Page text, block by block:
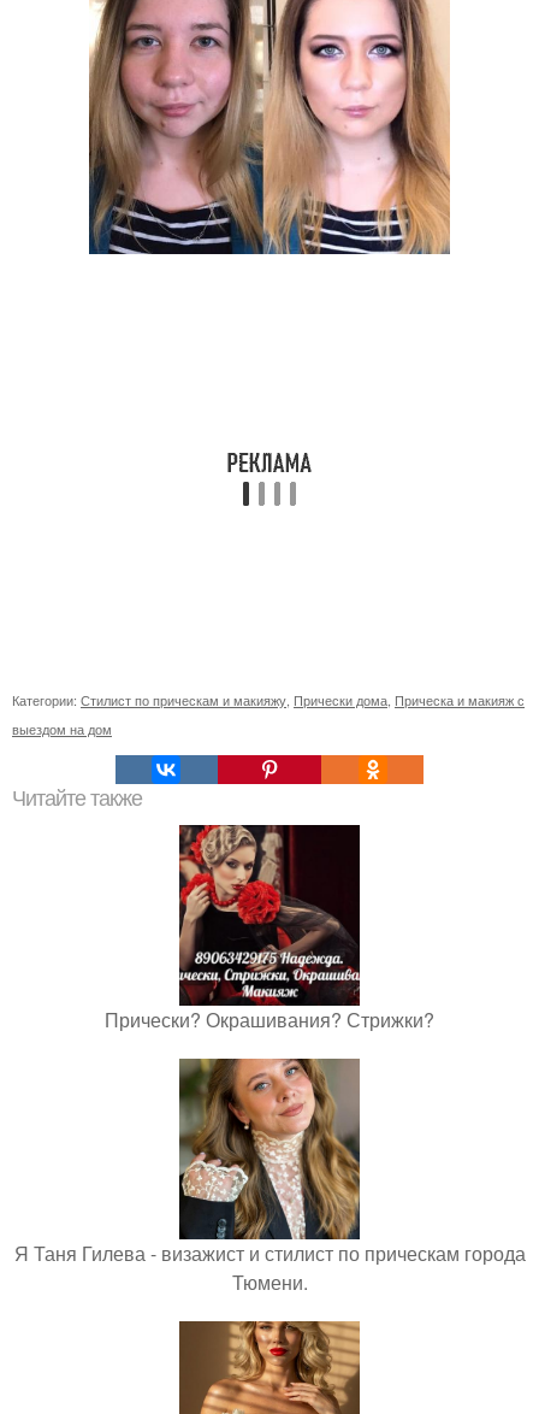
Категории: Стилист по прическам и макияжу Прически дома Прическа и макияж с
выездом на дом
Читайте также
Прически? Окрашивания? Стрижки?
Я Таня Гилева - визажист и стилист по прическам города
Тюмени.